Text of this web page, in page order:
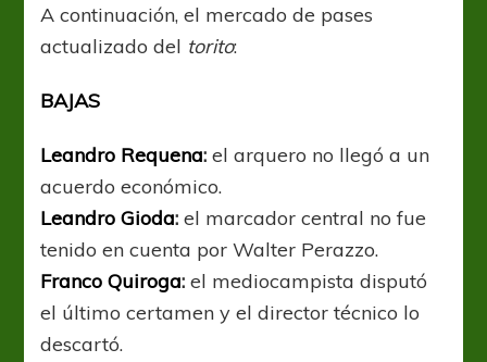
A continuación, el mercado de pases
actualizado del torito:
BAJAS
Leandro Requena: el arquero no llegó a un
acuerdo económico.
Leandro Gioda: el marcador central no fue
tenido en cuenta por Walter Perazzo.
Franco Quiroga: el mediocampista disputó
el último certamen y el director técnico lo
descartó.